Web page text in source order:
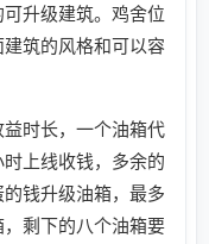
升级建筑。鸡舍位
筑的风格和可以容
时长，一个油箱代
上线收钱，多余的
钱升级油箱，最多
剩下的八个油箱要